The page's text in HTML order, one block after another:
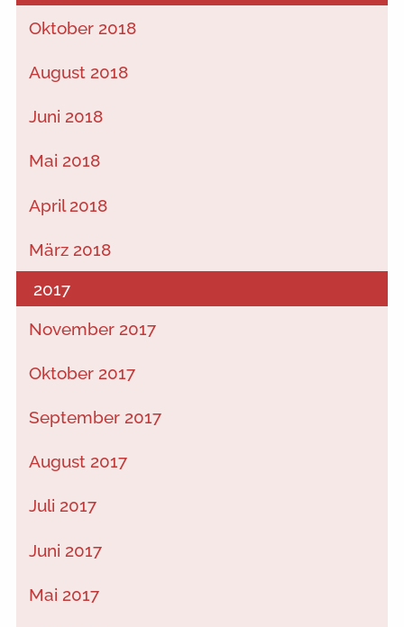
Oktober 2018
August 2018
Juni 2018
Mai 2018
April 2018
März 2018
2017
November 2017
Oktober 2017
September 2017
August 2017
Juli 2017
Juni 2017
Mai 2017